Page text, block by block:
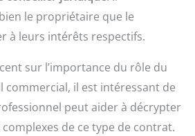
le propriétaire que le
à leurs intérêts respectifs.
sur l’importance du rôle du
commercial, il est intéressant de
peut aider à décrypter
de ce type de contrat.